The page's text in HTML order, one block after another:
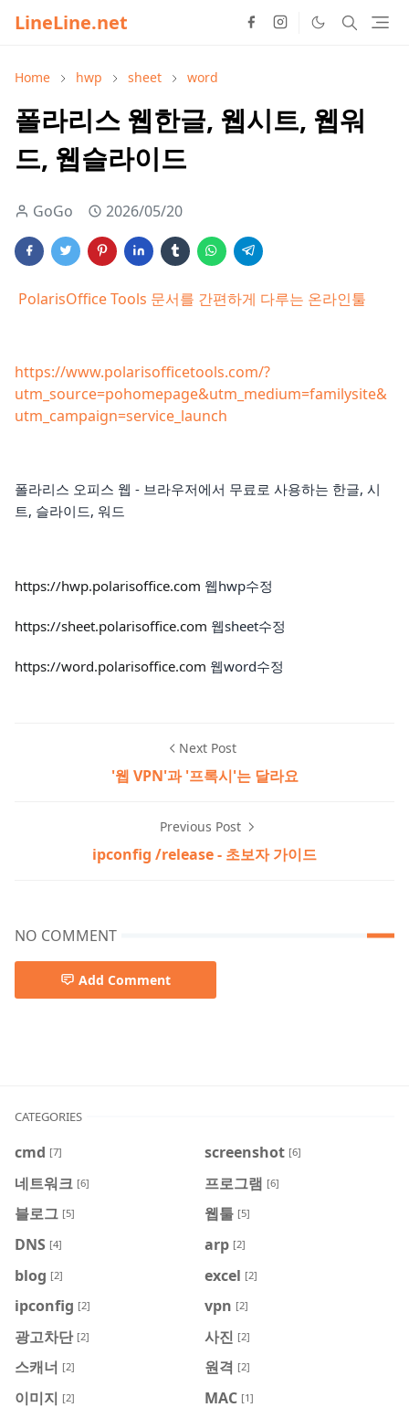
LineLine.net
Home hwp sheet word
폴라리스 웹한글, 웹시트, 웹워
드, 웹슬라이드
GoGo 2026/05/20
PolarisOffice Tools 문서를 간편하게 다루는 온라인툴
https://www.polarisofficetools.com/?
utm_source=pohomepage&utm_medium=familysite&
utm_campaign=service_launch
폴라리스 오피스 웹 - 브라우저에서 무료로 사용하는 한글, 시
트, 슬라이드, 워드
https://hwp.polarisoffice.com 웹hwp수정
https://sheet.polarisoffice.com 웹sheet수정
https://word.polarisoffice.com 웹word수정
Next Post
'웹 VPN'과 '프록시'는 달라요
Previous Post
ipconfig /release - 초보자 가이드
NO COMMENT
Add Comment
CATEGORIES
cmd [7] screenshot [6]
네트워크 [6] 프로그램 [6]
블로그 [5] 웹툴 [5]
DNS [4] arp [2]
blog [2] excel [2]
ipconfig [2] vpn [2]
광고차단 [2] 사진 [2]
스캐너 [2] 원격 [2]
이미지 [2] MAC [1]